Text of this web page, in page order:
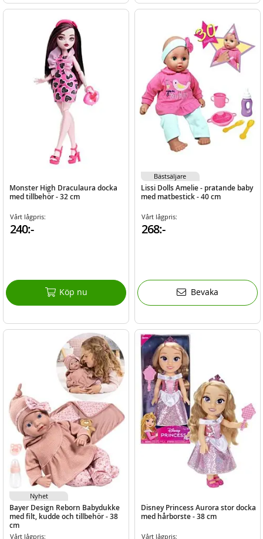
Monster High Draculaura docka
med tillbehör - 32 cm
Vårt lågpris:
240:-
Köp nu
Lissi Dolls Amelie - pratande baby
med matbestick - 40 cm
Vårt lågpris:
268:-
Bevaka
Bästsäljare
Bayer Design Reborn Babydukke
med filt, kudde och tillbehör - 38
cm
Vårt lågpris:
Nyhet
Disney Princess Aurora stor docka
med hårborste - 38 cm
Vårt lågpris: